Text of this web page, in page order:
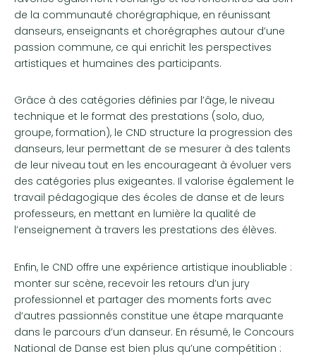
de la communauté chorégraphique, en réunissant
danseurs, enseignants et chorégraphes autour d’une
passion commune, ce qui enrichit les perspectives
artistiques et humaines des participants.
Grâce à des catégories définies par l’âge, le niveau
technique et le format des prestations (solo, duo,
groupe, formation), le CND structure la progression des
danseurs, leur permettant de se mesurer à des talents
de leur niveau tout en les encourageant à évoluer vers
des catégories plus exigeantes. Il valorise également le
travail pédagogique des écoles de danse et de leurs
professeurs, en mettant en lumière la qualité de
l’enseignement à travers les prestations des élèves.
Enfin, le CND offre une expérience artistique inoubliable :
monter sur scène, recevoir les retours d’un jury
professionnel et partager des moments forts avec
d’autres passionnés constitue une étape marquante
dans le parcours d’un danseur. En résumé, le Concours
National de Danse est bien plus qu’une compétition :